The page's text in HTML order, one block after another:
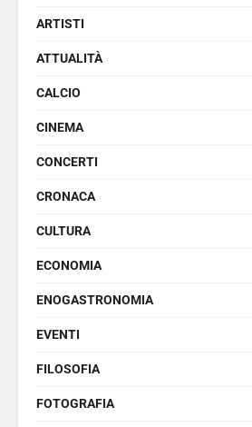
ARTISTI
ATTUALITÀ
CALCIO
CINEMA
CONCERTI
CRONACA
CULTURA
ECONOMIA
ENOGASTRONOMIA
EVENTI
FILOSOFIA
FOTOGRAFIA